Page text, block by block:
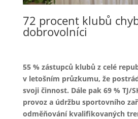
72 procent klubů
dobrovolníci
55 % zástupců klubů z celé
v letošním průzkumu, že
svoji činnost. Dále pak 69 % TJ/
provoz a údržbu sportovního
odměňování kvalifikovaných